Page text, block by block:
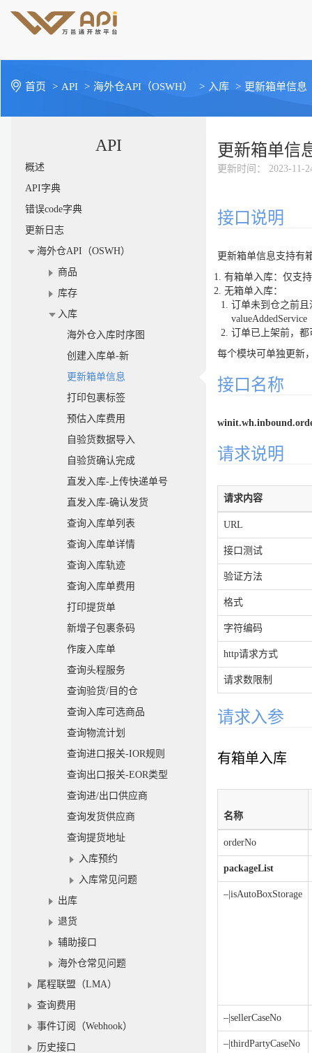
首页 > API > 海外仓API（OSWH） > 入库 > 更新箱单信息
API
概述
API字典
错误code字典
更新日志
海外仓API（OSWH）
商品
库存
入库
海外仓入库时序图
创建入库单-新
更新箱单信息
打印包裹标签
预估入库费用
自验货数据导入
自验货确认完成
直发入库-上传快递单号
直发入库-确认发货
查询入库单列表
查询入库单详情
查询入库轨迹
查询入库单费用
打印提货单
新增子包裹条码
作废入库单
查询头程服务
查询验货/目的仓
查询入库可选商品
查询物流计划
查询进口报关-IOR规则
查询出口报关-EOR类型
查询进/出口供应商
查询发货供应商
查询提货地址
入库预约
入库常见问题
出库
退货
辅助接口
海外仓常见问题
尾程联盟（LMA）
查询费用
事件订阅（Webhook）
历史接口
更新箱单信
更新时间 ： 2023-11-
接口说明
更新箱单信息支持有
有箱单入库：仅支
无箱单入库：
订单未到仓之前且
valueAddedService
订单已上架前，都
每个模块可单独更新
接口名称
请求说明
请求内容
URL
接口测试
验证方法
格式
字符编码
http请求方式
请求数限制
请求入参
有箱单入库
名称
orderNo
packageList
–|isAutoBoxStorage
–|sellerCaseNo
–|thirdPartyCaseNo